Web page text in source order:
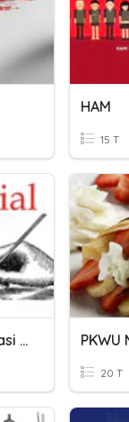
HAM
15 T
3.5 Mengidentifikasi Teks Editorial
20 T